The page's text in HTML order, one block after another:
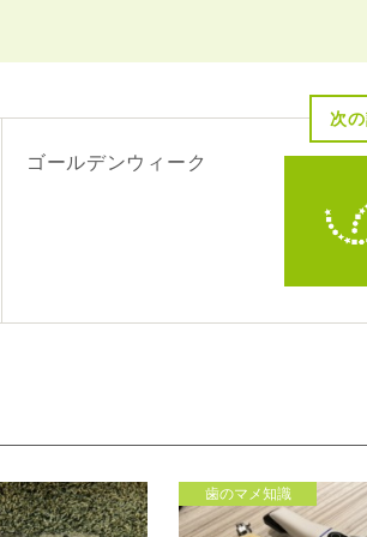
次
ゴールデンウィーク
歯のマメ知識